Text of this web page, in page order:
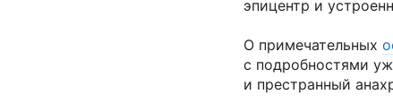
эпицентр и
О примечательных
с подробностями
и престранный